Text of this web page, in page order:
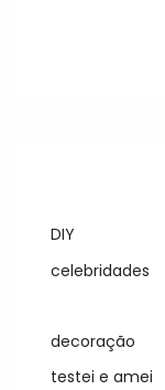
DIY
celebridades
decoração
testei e amei